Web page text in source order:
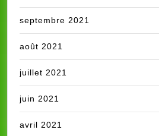
septembre 2021
août 2021
juillet 2021
juin 2021
avril 2021